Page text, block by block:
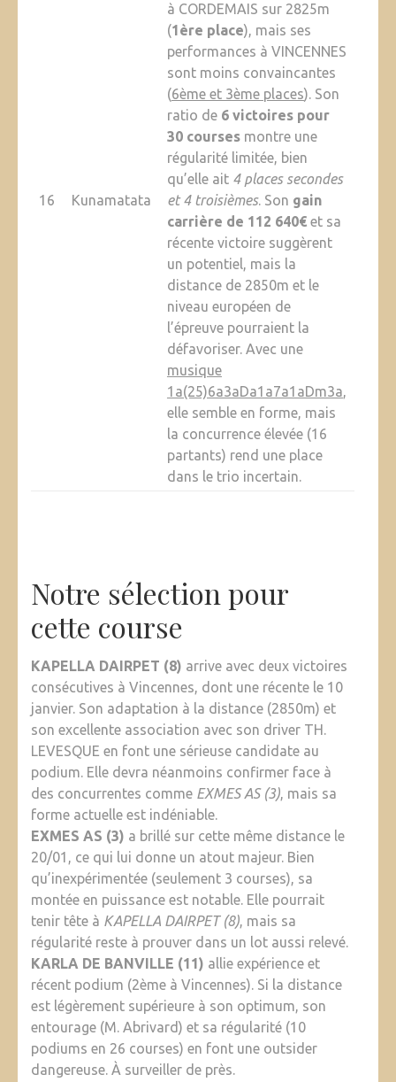
16 Kunamatata
à CORDEMAIS sur 2825m
(1ère place), mais ses
performances à VINCENNES
sont moins convaincantes
(6ème et 3ème places). Son
ratio de 6 victoires pour
30 coursesmontre une
régularité limitée, bien
qu’elle ait 4 places secondes
et 4 troisièmes. Son gain
carrière de 112 640€et sa
récente victoire suggèrent
un potentiel, mais la
distance de 2850m et le
niveau européen de
l’épreuve pourraient la
défavoriser. Avec une
musique
1a(25)6a3aDa1a7a1aDm3a,
elle semble en forme, mais
la concurrence élevée (16
partants) rend une place
dans le trio incertain.
Notre sélection pour
cette course
KAPELLA DAIRPET (8) arrive avec deux victoires
consécutives à Vincennes, dont une récente le 10
janvier. Son adaptation à la distance (2850m) et
son excellente association avec son driver TH.
LEVESQUE en font une sérieuse candidate au
podium. Elle devra néanmoins confirmer face à
des concurrentes comme EXMES AS (3), mais sa
forme actuelle est indéniable.
EXMES AS (3) a brillé sur cette même distance le
20/01, ce qui lui donne un atout majeur. Bien
qu’inexpérimentée (seulement 3 courses), sa
montée en puissance est notable. Elle pourrait
tenir tête à KAPELLA DAIRPET (8), mais sa
régularité reste à prouver dans un lot aussi relevé.
KARLA DE BANVILLE (11) allie expérience et
récent podium (2ème à Vincennes). Si la distance
est légèrement supérieure à son optimum, son
entourage (M. Abrivard) et sa régularité (10
podiums en 26 courses) en font une outsider
dangereuse. À surveiller de près.